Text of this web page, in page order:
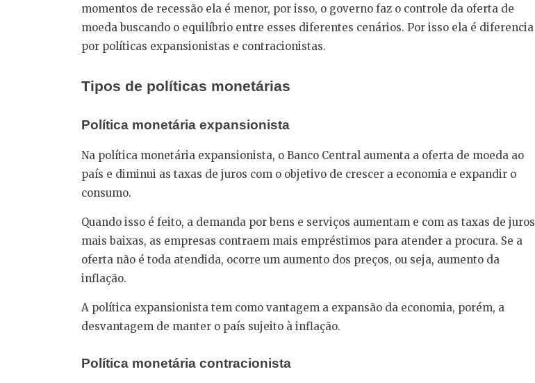
momentos de recessão ela é menor, por isso, o governo faz o controle da oferta de
moeda buscando o equilíbrio entre esses diferentes cenários. Por isso ela é diferencia
por políticas expansionistas e contracionistas.
Tipos de políticas monetárias
Política monetária expansionista
Na política monetária expansionista, o Banco Central aumenta a oferta de moeda ao
país e diminui as taxas de juros com o objetivo de crescer a economia e expandir o
consumo.
Quando isso é feito, a demanda por bens e serviços aumentam e com as taxas de juros
mais baixas, as empresas contraem mais empréstimos para atender a procura. Se a
oferta não é toda atendida, ocorre um aumento dos preços, ou seja, aumento da
inflação.
A política expansionista tem como vantagem a expansão da economia, porém, a
desvantagem de manter o país sujeito à inflação.
Política monetária contracionista